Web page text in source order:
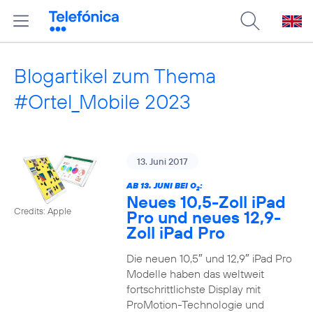
Blogartikel zum Thema
#Ortel_Mobile 2023
Credits: Apple
13. Juni 2017
AB 13. JUNI BEI O2:
Neues 10,5-Zoll iPad
Pro und neues 12,9-
Zoll iPad Pro
Die neuen 10,5″ und 12,9″ iPad Pro
Modelle haben das weltweit
fortschrittlichste Display mit
ProMotion-Technologie und